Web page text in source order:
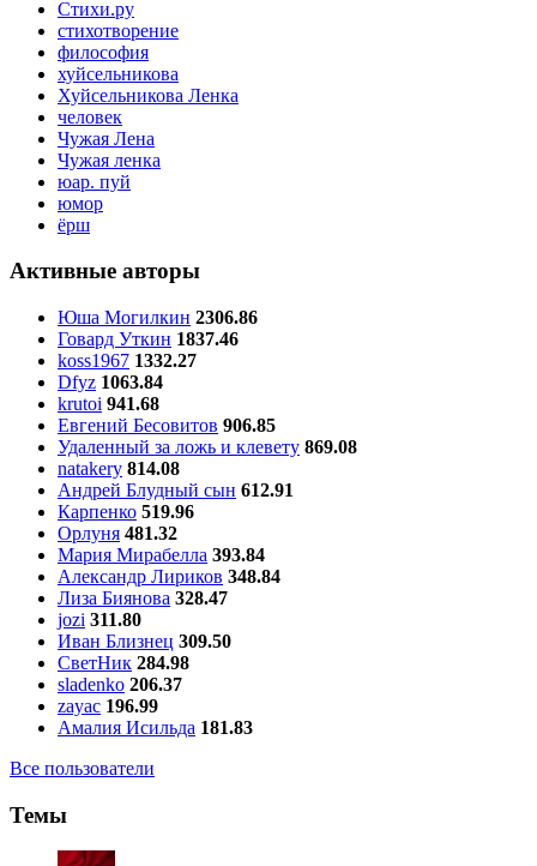
Стихи.ру
стихотворение
философия
хуйсельникова
Хуйсельникова Ленка
человек
Чужая Лена
Чужая ленка
юар. пуй
юмор
ёрш
Активные авторы
Юша Могилкин 2306.86
Говард Уткин 1837.46
koss1967 1332.27
Dfyz 1063.84
krutoi 941.68
Евгений Бесовитов 906.85
Удаленный за ложь и клевету 869.08
natakery 814.08
Андрей Блудный сын 612.91
Карпенко 519.96
Орлуня 481.32
Мария Мирабелла 393.84
Александр Лириков 348.84
Лиза Биянова 328.47
jozi 311.80
Иван Близнец 309.50
СветНик 284.98
sladenko 206.37
zayac 196.99
Амалия Исильда 181.83
Все пользователи
Темы